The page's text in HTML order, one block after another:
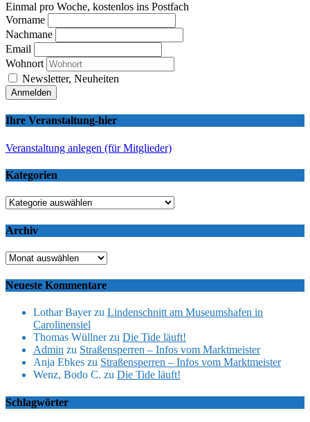
Einmal pro Woche, kostenlos ins Postfach
Vorname
Nachmane
Email
Wohnort
Newsletter, Neuheiten
Ihre Veranstaltung-hier
Veranstaltung anlegen (für Mitglieder)
Kategorien
Kategorien
Archiv
Archiv
Neueste Kommentare
Lothar Bayerzu Lindenschnitt am Museumshafen in
Carolinensiel
Thomas Wüllnerzu Die Tide läuft!
Admin zu Straßensperren – Infos vom Marktmeister
Anja Ebkes zu Straßensperren – Infos vom Marktmeister
Wenz, Bodo C. zu Die Tide läuft!
Schlagwörter